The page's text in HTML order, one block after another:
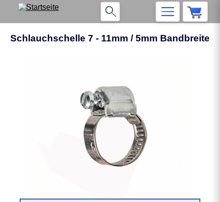
Schlauchschelle 7 - 11mm / 5mm Bandbreite